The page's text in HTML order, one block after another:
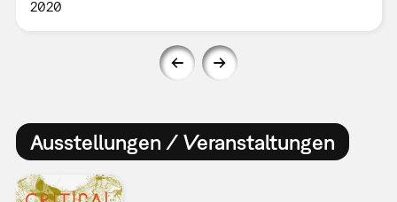
2020
Ausstellungen / Veranstaltungen